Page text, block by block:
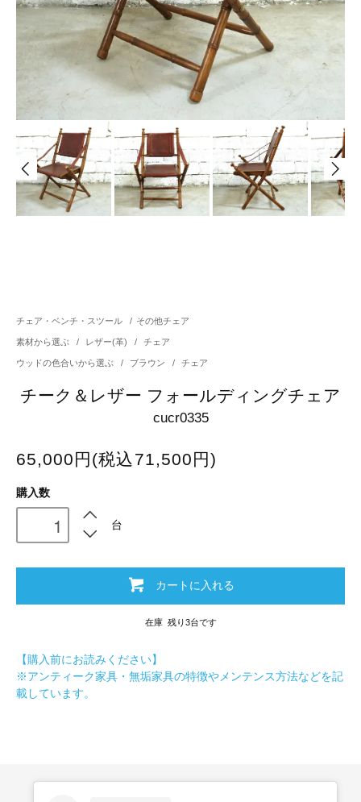
チェア・ベンチ・スツール / その他チェア
素材から選ぶ / レザー(革) / チェア
ウッドの色合いから選ぶ / ブラウン / チェア
チーク＆レザー フォールディングチェア
cucr0335
65,000円(税込71,500円)
購入数
台
カートに入れる
在庫 残り3台です
【購入前にお読みください】
※アンティーク家具・無垢家具の特徴やメンテンス方法などを記
載しています。